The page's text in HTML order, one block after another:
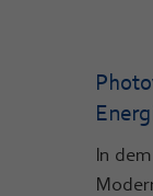
In